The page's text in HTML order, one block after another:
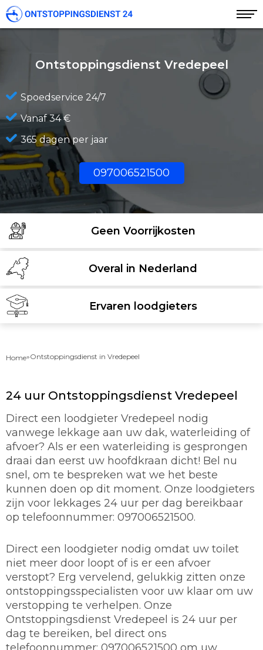
Ontstoppingsdienst Vredepeel
Spoedservice 24/7
Vanaf 34 €
365 dagen per jaar
097006521500
Geen Voorrijkosten
Overal in Nederland
Ervaren loodgieters
Home»Ontstoppingsdienst in Vredepeel
24 uur Ontstoppingsdienst Vredepeel
Direct een loodgieter Vredepeel nodig
vanwege lekkage aan uw dak, waterleiding of
afvoer? Als er een waterleiding is gesprongen
draai dan eerst uw hoofdkraan dicht! Bel nu
snel, om te bespreken wat we het beste
kunnen doen op dit moment. Onze loodgieters
zijn voor lekkages 24 uur per dag bereikbaar
op telefoonnummer: 097006521500.
Direct een loodgieter nodig omdat uw toilet
niet meer door loopt of is er een afvoer
verstopt? Erg vervelend, gelukkig zitten onze
ontstoppingsspecialisten voor uw klaar om uw
verstopping te verhelpen. Onze
Ontstoppingsdienst Vredepeel is 24 uur per
dag te bereiken, bel direct ons